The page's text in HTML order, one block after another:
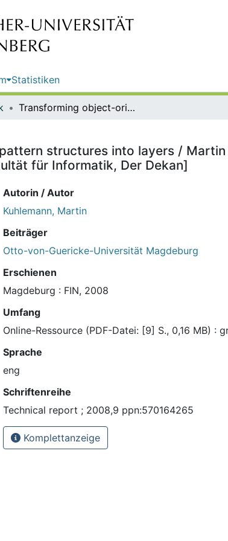
Statistiken
Transforming object-oriented design pattern structures into layers / Martin Kuhlemann. [Hrsg.: Otto-von-Guericke-Universität Magdeburg, Fakultät für Informatik, Der Dekan]
structures into layers /
für Informatik, Der Dekan]
Autorin / Autor
Kuhlemann, Martin
Beiträger
Otto-von-Guericke-Universität Magdeburg
Erschienen
Magdeburg : FIN, 2008
Umfang
Online-Ressource (PDF-Datei: [9] S., 0,16 MB) :
Sprache
eng
Schriftenreihe
Technical report ; 2008,9 ppn:570164265
Komplettanzeige